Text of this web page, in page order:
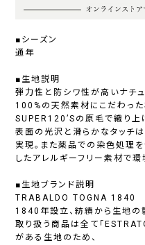
■シーズン
通年
■生地説明
弾力性と防シワ性が高いナチ
100%の天然素材にこだわった
SUPER120’Sの原毛で織り上
表面の光沢と滑らかなタッチ
実現。また薬品での染色処理
したアレルギーフリー素材で環
■生地ブランド説明
TRABALDO TOGNA 1840
1840年設立、紡績から生地の
取り扱う商品は全て「
がある生地のため、